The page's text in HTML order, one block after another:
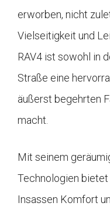
erworben, nicht
Vielseitigkeit und
RAV4 ist sowohl in
Straße eine
äußerst begehrten
macht.
Mit seinem
Technologien bietet
Insassen Komfort